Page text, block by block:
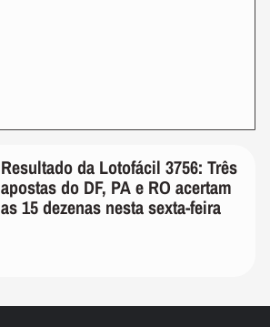
Resultado da Lotofácil 3756: Três
apostas do DF, PA e RO acertam
as 15 dezenas nesta sexta-feira